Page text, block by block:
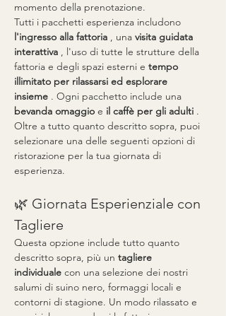
momento della prenotazione.
Tutti i pacchetti esperienza includono
l'ingresso alla fattoria , una visita guidata
interattiva , l'uso di tutte le strutture della
fattoria e degli spazi esterni e tempo
illimitato per rilassarsi ed esplorare
insieme . Ogni pacchetto include una
bevanda omaggio e il caffè per gli adulti .
Oltre a tutto quanto descritto sopra, puoi
selezionare una delle seguenti opzioni di
ristorazione per la tua giornata di
esperienza.
🌿 Giornata Esperienziale con
Tagliere
Questa opzione include tutto quanto
descritto sopra, più un tagliere
individuale con una selezione dei nostri
salumi di suino nero, formaggi locali e
contorni di stagione. Un modo rilassato e